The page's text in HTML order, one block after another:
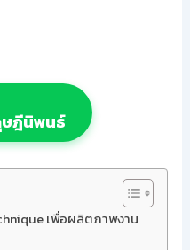
ษฎีนิพนธ์
เพื่อผลิตภาพงาน